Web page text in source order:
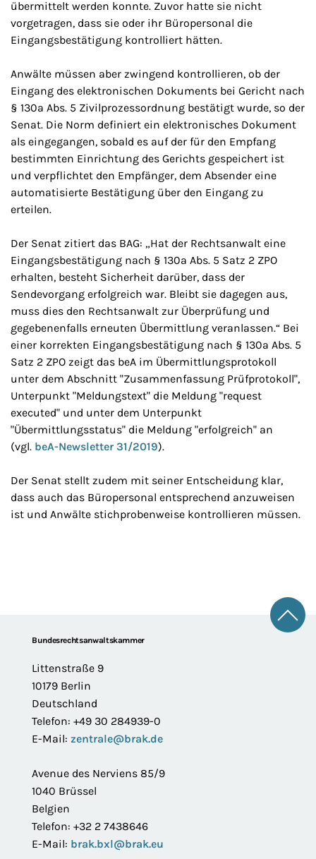
übermittelt werden konnte. Zuvor hatte sie nicht
vorgetragen, dass sie oder ihr Büropersonal die
Eingangsbestätigung kontrolliert hätten.
Anwälte müssen aber zwingend kontrollieren, ob der
Eingang des elektronischen Dokuments bei Gericht nach
§ 130a Abs. 5 Zivilprozessordnung bestätigt wurde, so der
Senat. Die Norm definiert ein elektronisches Dokument
als eingegangen, sobald es auf der für den Empfang
bestimmten Einrichtung des Gerichts gespeichert ist
und verpflichtet den Empfänger, dem Absender eine
automatisierte Bestätigung über den Eingang zu
erteilen.
Der Senat zitiert das BAG: „Hat der Rechtsanwalt eine
Eingangsbestätigung nach § 130a Abs. 5 Satz 2 ZPO
erhalten, besteht Sicherheit darüber, dass der
Sendevorgang erfolgreich war. Bleibt sie dagegen aus,
muss dies den Rechtsanwalt zur Überprüfung und
gegebenenfalls erneuten Übermittlung veranlassen.“ Bei
einer korrekten Eingangsbestätigung nach § 130a Abs. 5
Satz 2 ZPO zeigt das beA im Übermittlungsprotokoll
unter dem Abschnitt "Zusammenfassung Prüfprotokoll",
Unterpunkt "Meldungstext" die Meldung "request
executed" und unter dem Unterpunkt
"Übermittlungsstatus" die Meldung "erfolgreich" an
(vgl. beA-Newsletter 31/2019).
Der Senat stellt zudem mit seiner Entscheidung klar,
dass auch das Büropersonal entsprechend anzuweisen
ist und Anwälte stichprobenweise kontrollieren müssen.
FooterBundesrechtsanwaltskammer
Littenstraße 9
10179 Berlin
Deutschland
Telefon: +49 30 284939-0
E-Mail: zentrale@brak.de
Avenue des Nerviens 85/9
1040 Brüssel
Belgien
Telefon: +32 2 7438646
E-Mail: brak.bxl@brak.eu